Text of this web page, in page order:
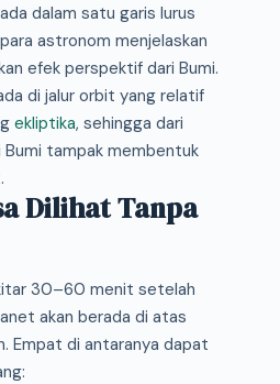
dalam satu garis lurus
astronom menjelaskan
efek perspektif dari Bumi.
di jalur orbit yang relatif
ekliptika, sehingga dari
tampak membentuk
Dilihat Tanpa
30–60 menit setelah
akan berada di atas
Empat di antaranya dapat